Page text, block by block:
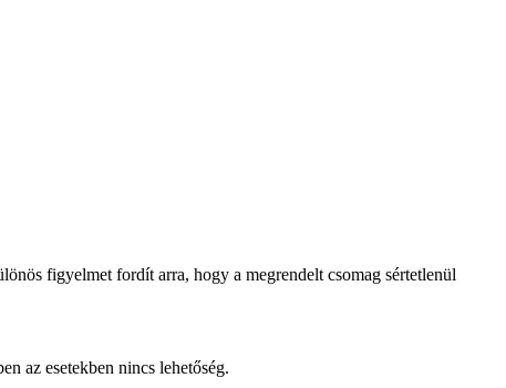
figyelmet fordít arra, hogy a megrendelt csomag sértetlenül
az esetekben nincs lehetőség.